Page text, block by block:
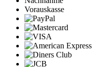
Vorauskasse